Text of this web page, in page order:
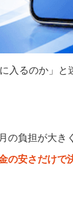
入るのか」と
負担が大き
の安さだけで